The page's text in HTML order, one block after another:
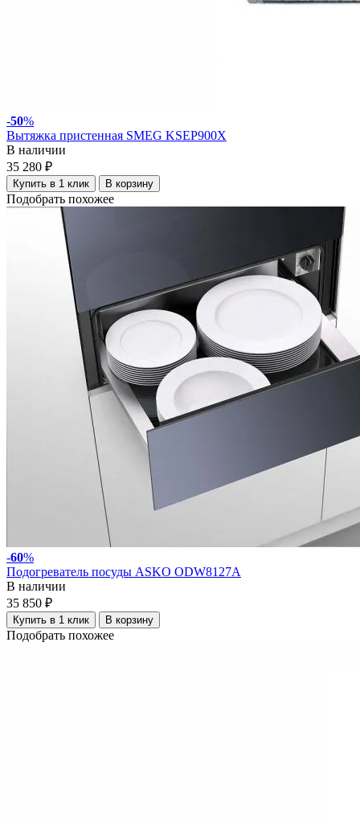
-50%
Вытяжка пристенная SMEG KSEP900X
В наличии
35 280 ₽
Купить в 1 клик В корзину
Подобрать похожее
-60%
Подогреватель посуды ASKO ODW8127A
В наличии
35 850 ₽
Купить в 1 клик В корзину
Подобрать похожее